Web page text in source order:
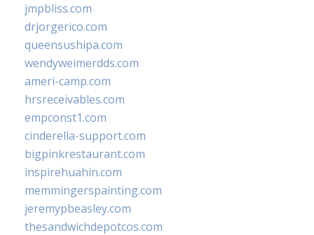
jmpbliss.com
drjorgerico.com
queensushipa.com
wendyweimerdds.com
ameri-camp.com
hrsreceivables.com
empconst1.com
cinderella-support.com
bigpinkrestaurant.com
inspirehuahin.com
memmingerspainting.com
jeremypbeasley.com
thesandwichdepotcos.com